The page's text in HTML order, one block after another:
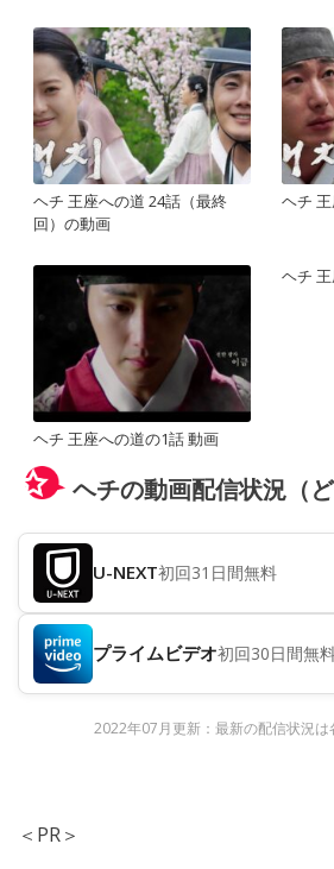
ヘチ 王座への道 24話（最終
回）の動画
ヘチ
ヘチ 王座への道の1話 動画
ヘチ
ヘチの動画配信状況（
U-NEXT初回31日間無料
プライムビデオ初回30日間無
2022年07月更新：最新の配信状況は
＜PR＞